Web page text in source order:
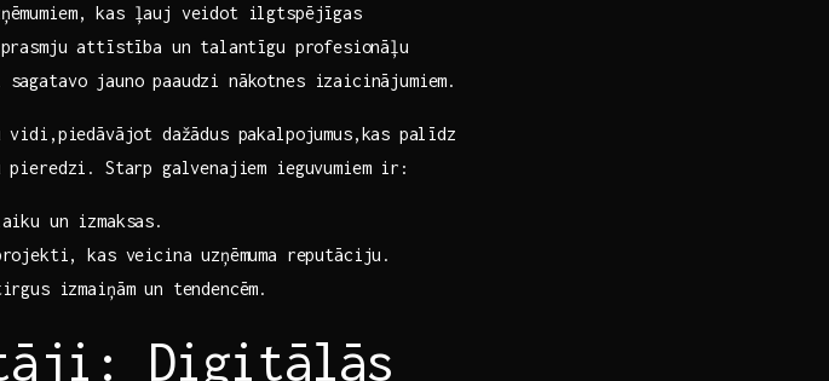
kas ļauj veidot ilgtspējīgas
attīstība un talantīgu profesionāļu
jauno paaudzi nākotnes izaicinājumiem.
dažādus pakalpojumus,kas ⁣palīdz
Starp galvenajiem ieguvumiem ir:
un izmaksas.
kas veicina uzņēmuma reputāciju.
izmaiņām un tendencēm.
Digitālās